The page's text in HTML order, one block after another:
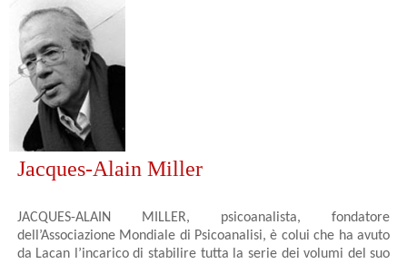
Jacques-Alain Miller
JACQUES-ALAIN MILLER, psicoanalista, fondatore
dell’Associazione Mondiale di Psicoanalisi, è colui che ha avuto
da Lacan l’incarico di stabilire tutta la serie dei volumi del suo